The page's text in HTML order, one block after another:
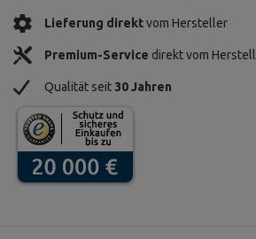
Lieferung direktvom Hersteller
Premium-Service direkt vom
Qualität seit 30 Jahren